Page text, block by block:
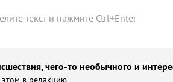
текст и нажмите Ctrl+Enter
чего-то необычного и
в редакцию